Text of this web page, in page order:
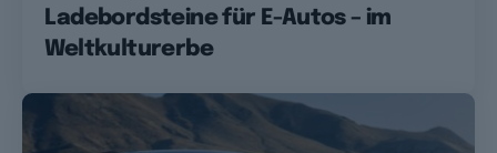
Ladebordsteine für E-Autos – im
Weltkulturerbe